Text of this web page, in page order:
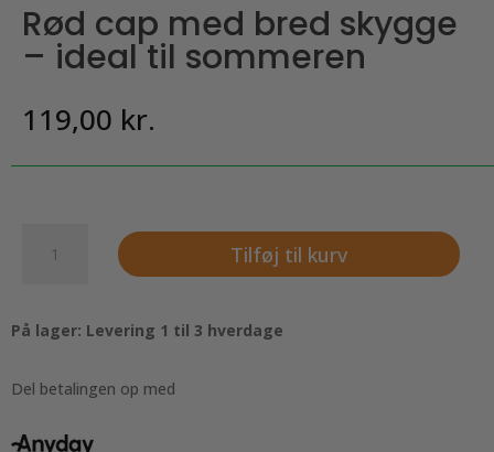
Rød cap med bred skygge
– ideal til sommeren
119,00 kr.
skygge
ideal
sommeren
Tilføj til kurv
På lager: Levering 1 til 3 hverdage
Del betalingen op med